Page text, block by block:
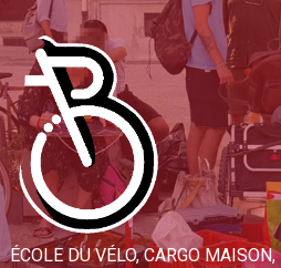
Skip
to
content
ÉCOLE DU VÉLO, CARGO MAISON,